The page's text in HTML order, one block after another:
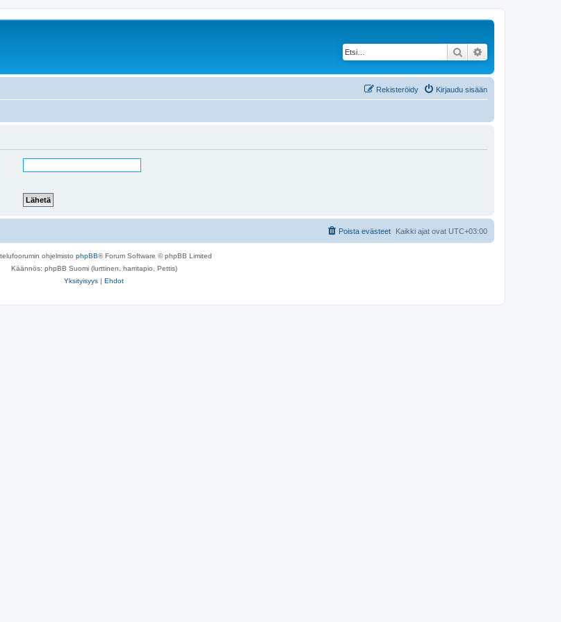
Etsi
Kirjaudu sisään
Rekisteröidy
Kaikki ajat ovat UTC+03:00
Poista evästeet
ohjelmisto phpBB® Forum Software © phpBB Limited
Käännös: phpBB Suomi (lurttinen, harritapio, Pettis)
Yksityisyys | Ehdot